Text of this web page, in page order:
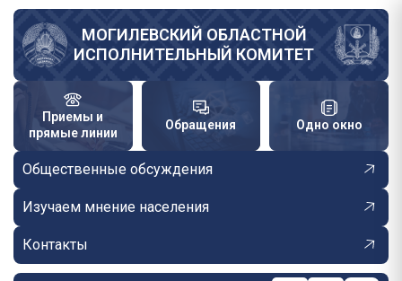
Перейти
основному
содержанию
МОГИЛЕВСКИЙ ОБЛАСТНОЙ
ИСПОЛНИТЕЛЬНЫЙ КОМИТЕТ
Приемы и
прямые линии
Обращения Одно окно
Общественные обсуждения
Изучаем мнение населения
Контакты